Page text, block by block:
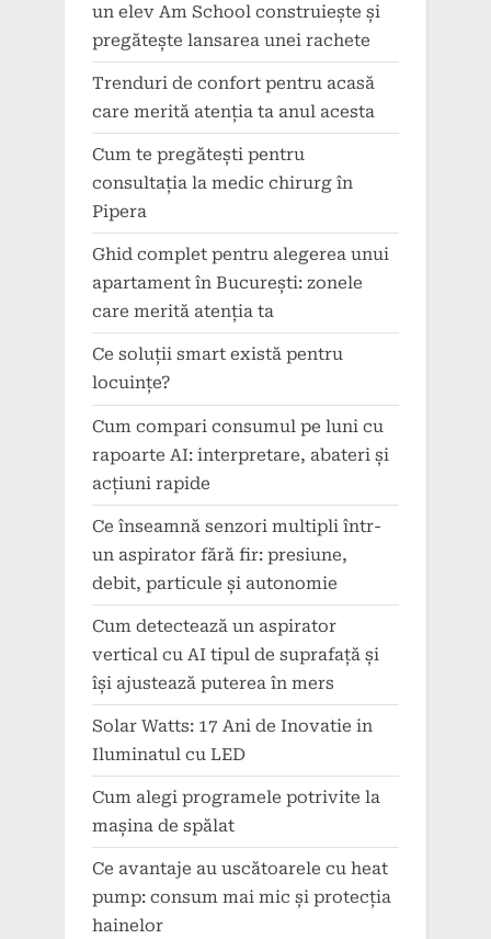
un elev Am School construiește și
pregătește lansarea unei rachete
Trenduri de confort pentru acasă
care merită atenția ta anul acesta
Cum te pregătești pentru
consultația la medic chirurg în
Pipera
Ghid complet pentru alegerea unui
apartament în București: zonele
care merită atenția ta
Ce soluții smart există pentru
locuințe?
Cum compari consumul pe luni cu
rapoarte AI: interpretare, abateri și
acțiuni rapide
Ce înseamnă senzori multipli într-
un aspirator fără fir: presiune,
debit, particule și autonomie
Cum detectează un aspirator
vertical cu AI tipul de suprafață și
își ajustează puterea în mers
Solar Watts: 17 Ani de Inovatie in
Iluminatul cu LED
Cum alegi programele potrivite la
mașina de spălat
Ce avantaje au uscătoarele cu heat
pump: consum mai mic și protecția
hainelor